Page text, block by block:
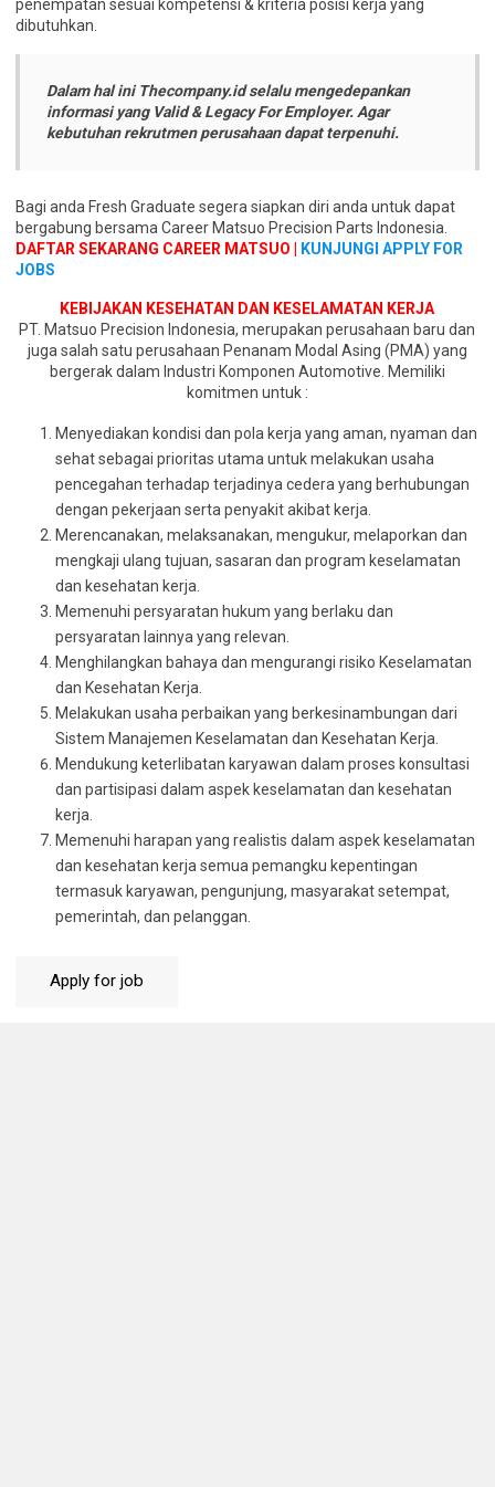
penempatan sesuai kompetensi & kriteria posisi kerja yang
dibutuhkan.
Dalam hal iniThecompany.idselalu mengedepankan
informasi yang Valid & Legacy For Employer. Agar
kebutuhan rekrutmen perusahaan dapat terpenuhi.
Bagi anda Fresh Graduate segera siapkan diri anda untuk dapat
bergabung bersama Career Matsuo Precision Parts Indonesia.
DAFTAR SEKARANG CAREER MATSUO |
KUNJUNGI APPLY FOR
JOBS
KEBIJAKAN KESEHATAN DAN KESELAMATAN KERJA
PT. Matsuo Precision Indonesia, merupakan perusahaan baru dan
juga salah satu perusahaan Penanam Modal Asing (PMA) yang
bergerak dalam Industri Komponen Automotive. Memiliki
komitmen untuk :
Menyediakan kondisi dan pola kerja yang aman, nyaman dan
sehat sebagai prioritas utama untuk melakukan usaha
pencegahan terhadap terjadinya cedera yang berhubungan
dengan pekerjaan serta penyakit akibat kerja.
Merencanakan, melaksanakan, mengukur, melaporkan dan
mengkaji ulang tujuan, sasaran dan program keselamatan
dan kesehatan kerja.
Memenuhi persyaratan hukum yang berlaku dan
persyaratan lainnya yang relevan.
Menghilangkan bahaya dan mengurangi risiko Keselamatan
dan Kesehatan Kerja.
Melakukan usaha perbaikan yang berkesinambungan dari
Sistem Manajemen Keselamatan dan Kesehatan Kerja.
Mendukung keterlibatan karyawan dalam proses konsultasi
dan partisipasi dalam aspek keselamatan dan kesehatan
kerja.
Memenuhi harapan yang realistis dalam aspek keselamatan
dan kesehatan kerja semua pemangku kepentingan
termasuk karyawan, pengunjung, masyarakat setempat,
pemerintah, dan pelanggan.